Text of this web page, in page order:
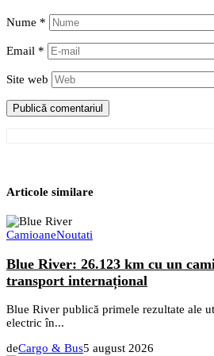
Nume *
Email *
Site web
Articole similare
CamioaneNoutati
Blue River: 26.123 km cu un
transport internațional
Blue River publică primele rezultate ale
electric în...
deCargo & Bus5 august 2026